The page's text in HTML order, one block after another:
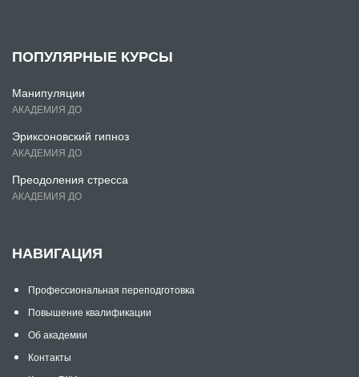
ПОПУЛЯРНЫЕ КУРСЫ
Манипуляции
АКАДЕМИЯ ДО
Эриксоновский гипноз
АКАДЕМИЯ ДО
Преодоления стресса
АКАДЕМИЯ ДО
НАВИГАЦИЯ
Профессиональная переподготовка
Повышение квалификации
Об академии
Контакты